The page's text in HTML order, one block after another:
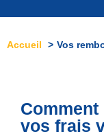
Accueil Vos
vos frais